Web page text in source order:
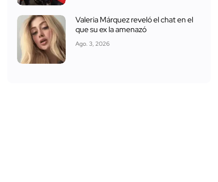
Valeria Márquez reveló el chat en el
que su ex la amenazó
Ago. 3, 2026